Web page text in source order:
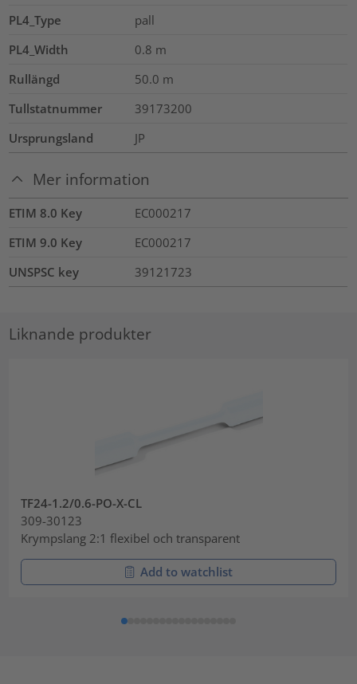
PL4_Type
pall
PL4_Width
0.8 m
Rullängd
50.0 m
Tullstatnummer
39173200
Ursprungsland
JP
Mer information
ETIM 8.0 Key
EC000217
ETIM 9.0 Key
EC000217
UNSPSC key
39121723
Liknande produkter
TF24-1.2/0.6-PO-X-CL
309-30123
Krympslang 2:1 flexibel och transparent
Add to watchlist